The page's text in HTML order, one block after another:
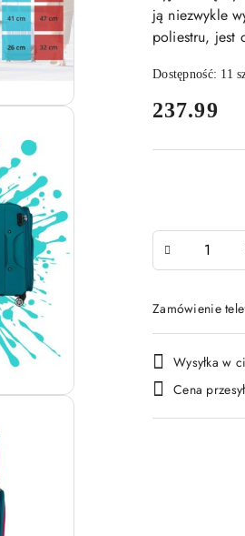
ją niezwykle
poliestru, jest
Dostępność: 11
cena:
237.99
Zamówienie
i
Wysyłka w
Cena